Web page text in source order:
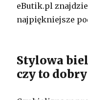
eButik.pl
najpiękniejsze
Stylowa
czy to